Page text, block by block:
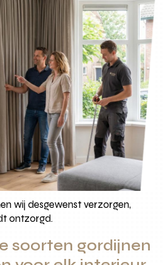
wij desgewenst verzorgen,
ontzorgd.
soorten gordijnen